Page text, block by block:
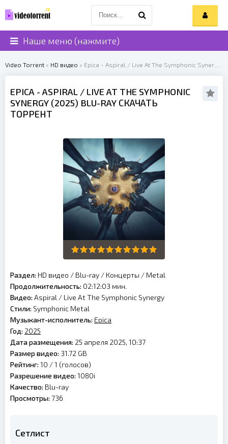
Наше меню (нажмите)
Video Torrent » HD видео » Epica - Aspiral / Live At The Symphonic Synergy (2025)
EPICA - ASPIRAL / LIVE AT THE SYMPHONIC
SYNERGY (2025) BLU-RAY СКАЧАТЬ
ТОРРЕНТ
Раздел: HD видео / Blu-ray / Концерты / Metal
Продолжительность: 02:12:03 мин.
Видео: Aspiral / Live At The Symphonic Synergy
Стили: Symphonic Metal
Музыкант-исполнитель: Epica
Год: 2025
Дата размещения: 25 апреля 2025, 10:37
Размер видео: 31.72 GB
Рейтинг: 10 /1 (голосов)
Разрешение видео: 1080i
Качество: Blu-ray
Просмотры: 736
Сетлист